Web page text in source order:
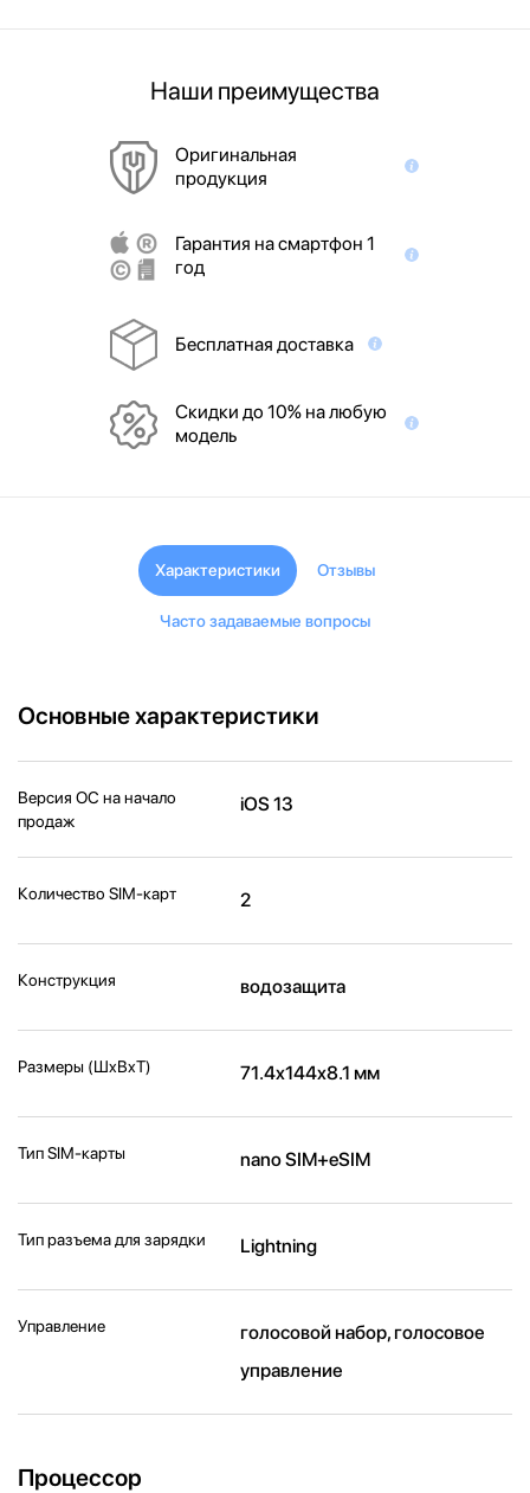
Наши преимущества
Оригинальная
продукция
Гарантия на смартфон 1
год
Бесплатная доставка
Скидки до 10% на любую
модель
Характеристики Отзывы
Часто задаваемые вопросы
Основные характеристики
Версия ОС на начало
продаж
iOS 13
Количество SIM-карт 2
Конструкция водозащита
Размеры (ШxВxТ) 71.4x144x8.1 мм
Тип SIM-карты nano SIM+eSIM
Тип разъема для зарядки Lightning
Управление
голосовой набор, голосовое
управление
Процессор